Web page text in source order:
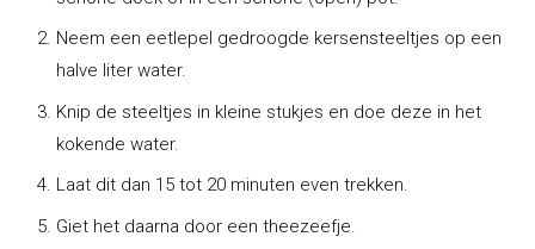
Neem een eetlepel gedroogde kersensteeltjes op een
halve liter water.
Knip de steeltjes in kleine stukjes en doe deze in het
kokende water.
Laat dit dan 15 tot 20 minuten even trekken.
Giet het daarna door een theezeefje.